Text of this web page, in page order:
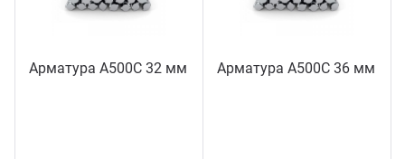
Арматура А500С 32 мм Арматура А500С 36 мм